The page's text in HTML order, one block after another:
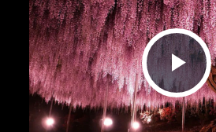
Play